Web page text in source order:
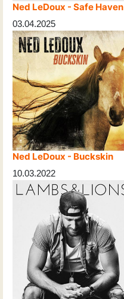
Ned LeDoux - Safe Haven
03.04.2025
Ned LeDoux - Buckskin
10.03.2022